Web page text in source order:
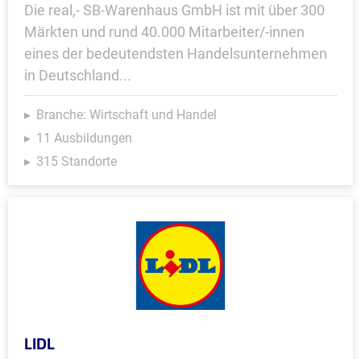
Die real,- SB-Warenhaus GmbH ist mit über 300
Märkten und rund 40.000 Mitarbeiter/-innen
eines der bedeutendsten Handelsunternehmen
in Deutschland...
Branche: Wirtschaft und Handel
11 Ausbildungen
315 Standorte
LIDL